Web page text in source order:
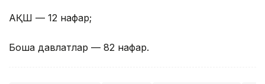
АҚШ — 12 нафар;
Бошқа давлатлар — 82 нафар.